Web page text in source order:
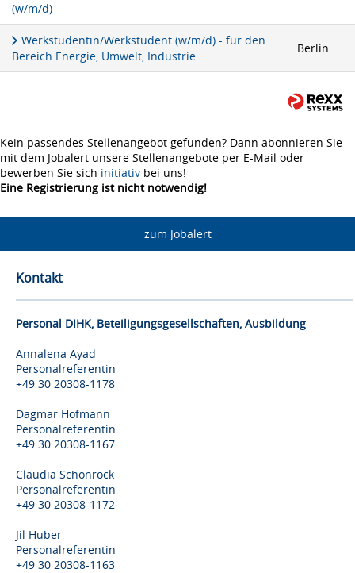
(w/m/d)
Werkstudentin/Werkstudent (w/m/d) - für den
Bereich Energie, Umwelt, Industrie
Berlin
Kein passendes Stellenangebot gefunden? Dann abonnieren Sie
mit dem Jobalert unsere Stellenangebote per E-Mail oder
bewerben Sie sich initiativ bei uns!
Eine Registrierung ist nicht notwendig!
zum Jobalert
Kontakt
Personal DIHK, Beteiligungsgesellschaften, Ausbildung
Annalena Ayad
Personalreferentin
+49 30 20308-1178
Dagmar Hofmann
Personalreferentin
+49 30 20308-1167
Claudia Schönrock
Personalreferentin
+49 30 20308-1172
Jil Huber
Personalreferentin
+49 30 20308-1163